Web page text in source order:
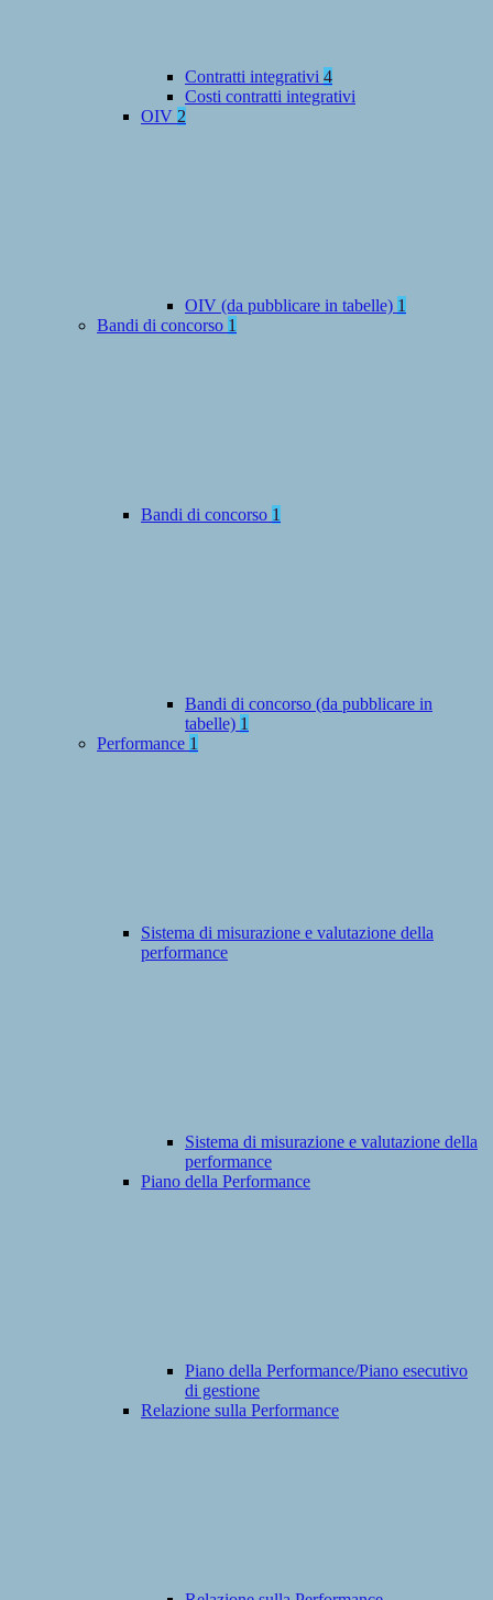
Contratti integrativi 4
Costi contratti integrativi
OIV 2
OIV (da pubblicare in tabelle) 1
Bandi di concorso 1
Bandi di concorso 1
Bandi di concorso (da pubblicare in
tabelle) 1
Performance 1
Sistema di misurazione e valutazione della
performance
Sistema di misurazione e valutazione della
performance
Piano della Performance
Piano della Performance/Piano esecutivo
di gestione
Relazione sulla Performance